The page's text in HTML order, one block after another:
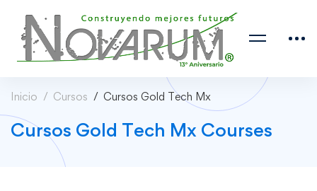
Inicio Cursos Cursos Gold Tech Mx
Cursos Gold Tech Mx Courses